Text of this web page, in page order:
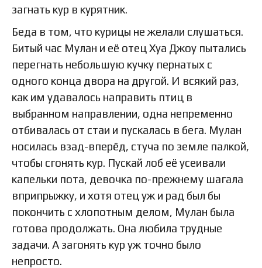
загнать кур в курятник.
Беда в том, что курицы не желали слушаться.
Битый час Мулан и её отец Хуа Джоу пытались
перегнать небольшую кучку пернатых с
одного конца двора на другой. И всякий раз,
как им удавалось направить птиц в
выбранном направлении, одна непременно
отбивалась от стаи и пускалась в бега. Мулан
носилась взад-вперёд, стуча по земле палкой,
чтобы сгонять кур. Пускай лоб её усеивали
капельки пота, девочка по-прежнему шагала
вприпрыжку, и хотя отец уж и рад был бы
покончить с хлопотным делом, Мулан была
готова продолжать. Она любила трудные
задачи. А загонять кур уж точно было
непросто.